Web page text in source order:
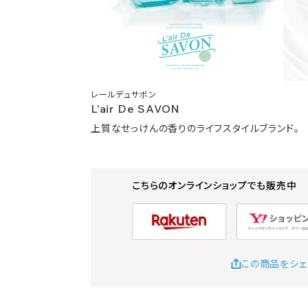
レールデュサボン
L'air De SAVON
上質なせっけんの香りのライフスタイルブランド。
こちらのオンラインショップでも販売中
この商品をシ